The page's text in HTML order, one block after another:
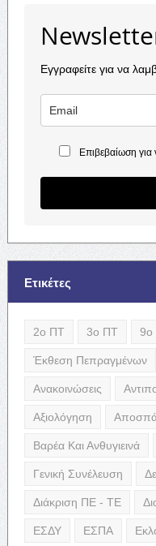
Εγγραφείτε για να
Επιβεβαίωση
Ετικέτες
2ο ΠΤ 3ο ΠΤ 9ο
Έκθεση Πεπραγμένων
Ανακοινώσεις
Αξιολόγηση
Βαρέα Και Ανθυγιεινά
Γενική Συνέλευση
Διάκριση ΠΕ - ΤΕ
ΕΣΔΥ ΕΣΠΑ